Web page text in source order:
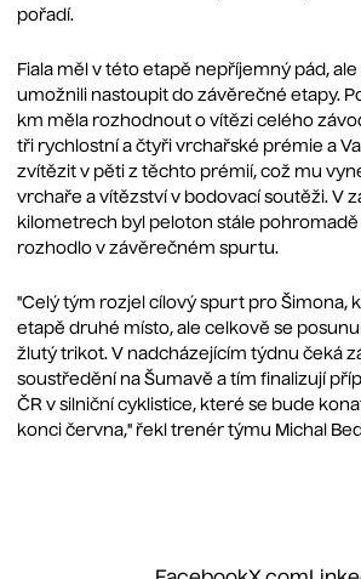
pořadí.
Fiala měl v této etapě nepříjemný pád,
umožnili nastoupit do závěrečné etapy.
km měla rozhodnout o vítězi celého
tři rychlostní a čtyři vrchařské prémie a
zvítězit v pěti z těchto prémií, což mu
vrchaře a vítězství v bodovací soutěži. V
kilometrech byl peloton stále pohromadě
rozhodlo v závěrečném spurtu.
"Celý tým rozjel cílový spurt pro Šimona,
etapě druhé místo, ale celkově se
žlutý trikot. V nadcházejícím týdnu čeká
soustředění na Šumavě a tím finalizují
ČR v silniční cyklistice, které se bude
konci června," řekl trenér týmu Michal